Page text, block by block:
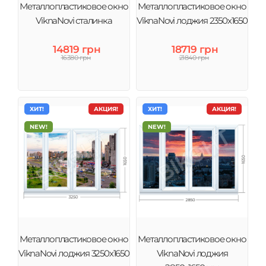
Металлопластиковое окно
ViknaNovi сталинка
14819 грн
16380 грн
Металлопластиковое окно
ViknaNovi лоджия 2350х1650
18719 грн
21840 грн
АКЦИЯ!
ХИТ!
NEW!
Металлопластиковое окно
ViknaNovi лоджия 3250х1650
АКЦИЯ!
ХИТ!
NEW!
Металлопластиковое окно
ViknaNovi лоджия